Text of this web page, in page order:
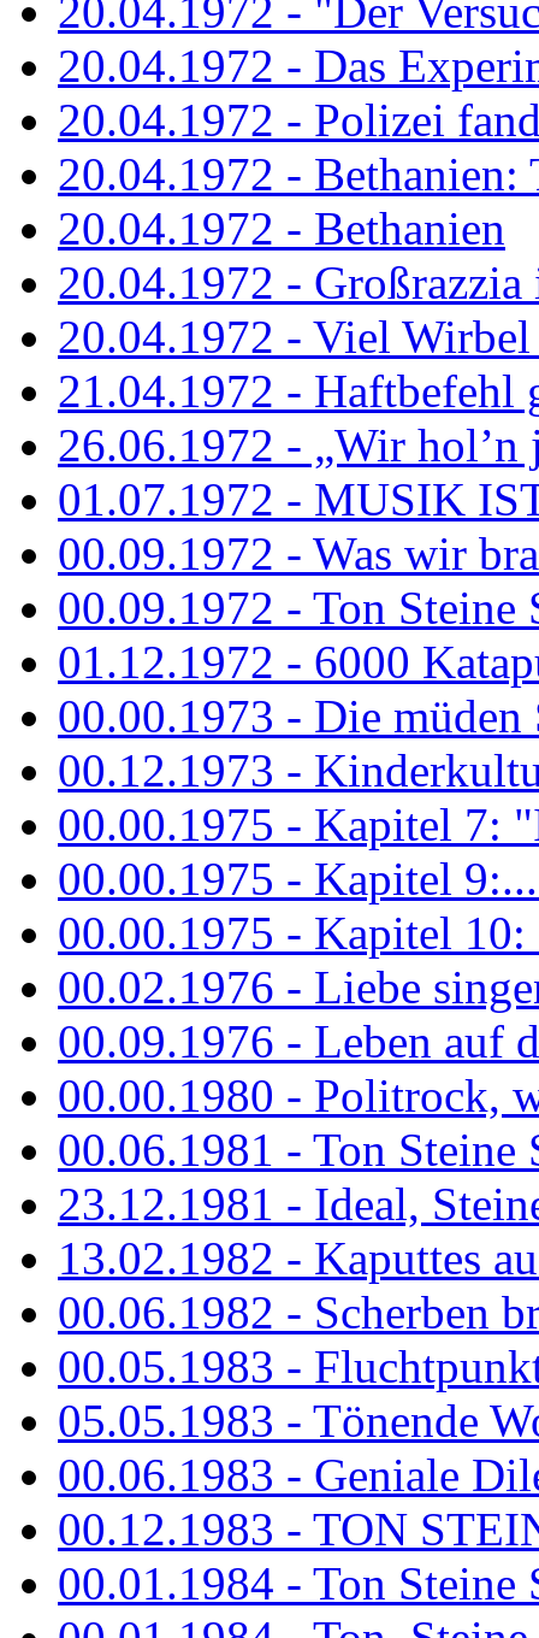
20.04.1972 - "Der
20.04.1972 - Das
20.04.1972 - Polizei
20.04.1972 - Bethanien:
20.04.1972 - Bethanien
20.04.1972 - Großrazzia
20.04.1972 - Viel
21.04.1972 - Haftbefehl
26.06.1972 - „Wir hol’n
01.07.1972 - MUSIK
00.09.1972 - Was wir
00.09.1972 - Ton Steine
01.12.1972 - 6000
00.00.1973 - Die müden
00.12.1973 -
00.00.1975 - Kapitel 7:
00.00.1975 - Kapitel
00.00.1975 - Kapitel
00.02.1976 - Liebe
00.09.1976 - Leben auf
00.00.1980 - Politrock,
00.06.1981 - Ton Steine
23.12.1981 - Ideal,
13.02.1982 - Kaputtes
00.06.1982 - Scherben
00.05.1983 -
05.05.1983 - Tönende
00.06.1983 - Geniale
00.12.1983 - TON
00.01.1984 - Ton Steine